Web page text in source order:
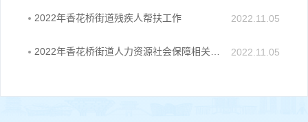
2022年香花桥街道残疾人帮扶工作 2022.11.05
2022年香花桥街道人力资源社会保障相关工作 2022.11.05